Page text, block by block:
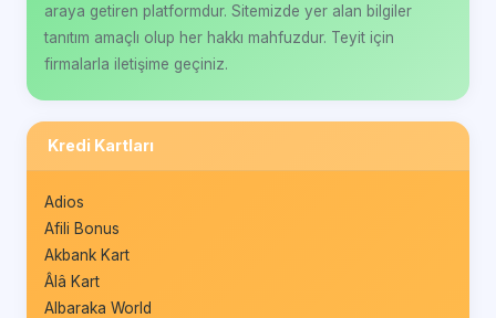
araya getiren platformdur. Sitemizde yer alan bilgiler
tanıtım amaçlı olup her hakkı mahfuzdur. Teyit için
firmalarla iletişime geçiniz.
Kredi Kartları
Adios
Afili Bonus
Akbank Kart
Âlâ Kart
Albaraka World